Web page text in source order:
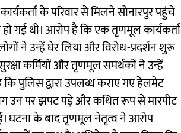
के परिवार से मिलने सोनारपुर पहुंचे
गई थी। आरोप है कि एक तृणमूल कार्यकर्ता
ने उन्हें घेर लिया और विरोध-प्रदर्शन शुरू
कर्मियों और तृणमूल समर्थकों ने उन्हें
पुलिस द्वारा उपलब्ध कराए गए हेलमेट
उन पर झपट पड़े और कथित रूप से मारपीट
घटना के बाद तृणमूल नेतृत्व ने आरोप